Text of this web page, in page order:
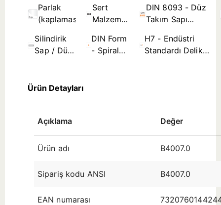
Parlak
(kaplamasız)
Sert
Malzeme
Karbür)
DIN 8093 - Düz
Takım Sapı
Silindirik
Sap / Düz
DIN Form B
- Spiral
H7 - Endüstri
Standardı Delik
Ürün Detayları
Açıklama Değer
Ürün adı B4007.0
Sipariş kodu ANSI B4007.0
EAN numarası